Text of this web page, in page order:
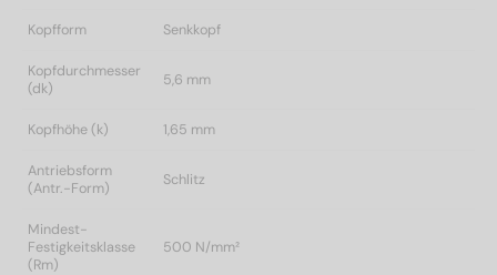
Kopfform Senkkopf
Kopfdurchmesser
(dk)
5,6 mm
Kopfhöhe (k) 1,65 mm
Antriebsform
(Antr.-Form)
Schlitz
Mindest-
Festigkeitsklasse
(Rm)
500 N/mm²